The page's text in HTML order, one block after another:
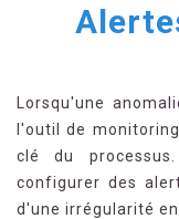
Lorsqu'une
l'outil de
clé du
configurer des
d'une irrégularité en